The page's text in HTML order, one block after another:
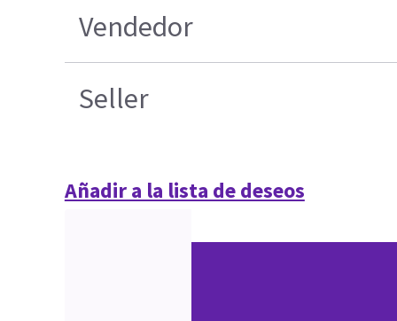
Vendedor
Seller
Añadir a la lista de deseos